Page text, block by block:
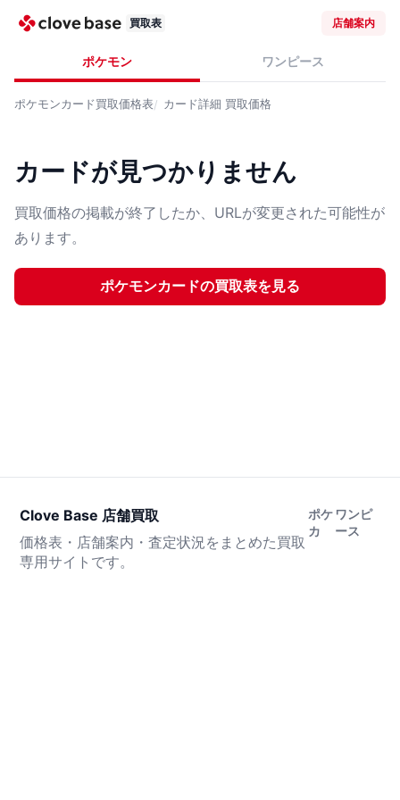
買取表 店舗案内
ポケモン ワンピース
ポケモンカード買取価格表 カード詳細 買取価格
カードが見つかりません
買取価格の掲載が終了したか、URLが変更された可能性が
あります。
ポケモンカードの買取表を見る
Clove Base 店舗買取
価格表・店舗案内・査定状況をまとめた買取
専用サイトです。
ポケ
カ
ワンピ
ース